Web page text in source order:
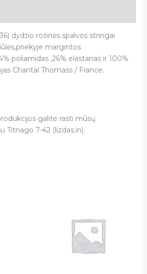
dydžio rožinės spalvos stringai
margintos
poliamidas ,26% elastanas ir 100%
Chantal Thomass / France.
galite rasti mūsų
Titnago 7-42 (lizdas.in).